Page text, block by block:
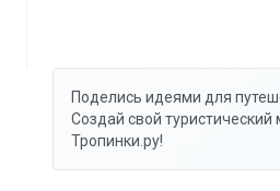
Поделись идеями для
Создай свой туристический
Тропинки.ру!